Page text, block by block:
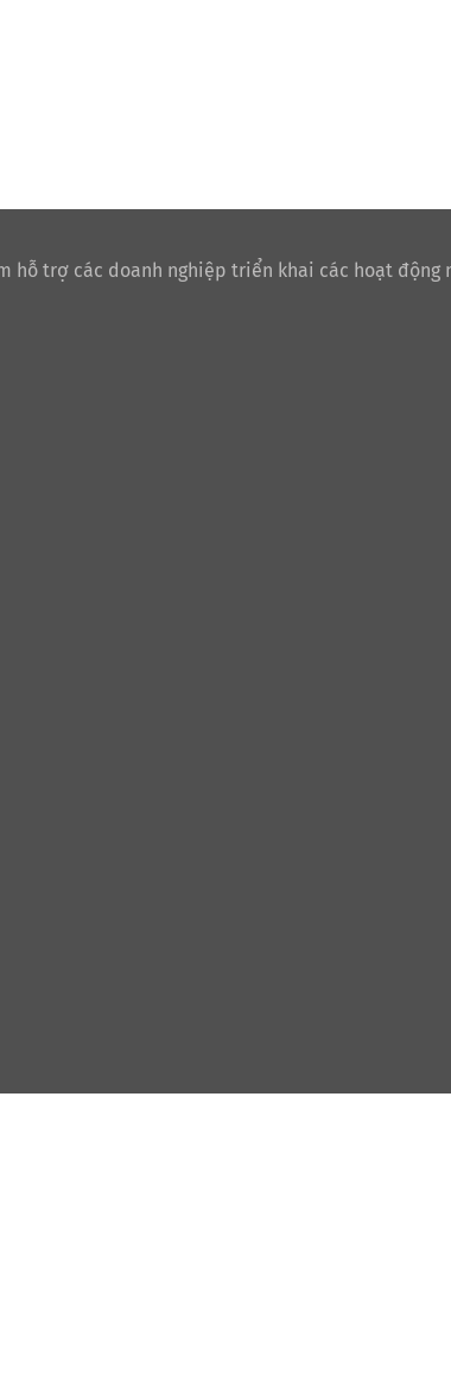
hỗ trợ các doanh nghiệp triển khai các hoạt